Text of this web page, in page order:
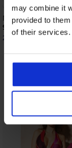
may combine it
provided to
of their services.
Majtki od stroju
92,99 zł
22,32 zł
Z tej samej